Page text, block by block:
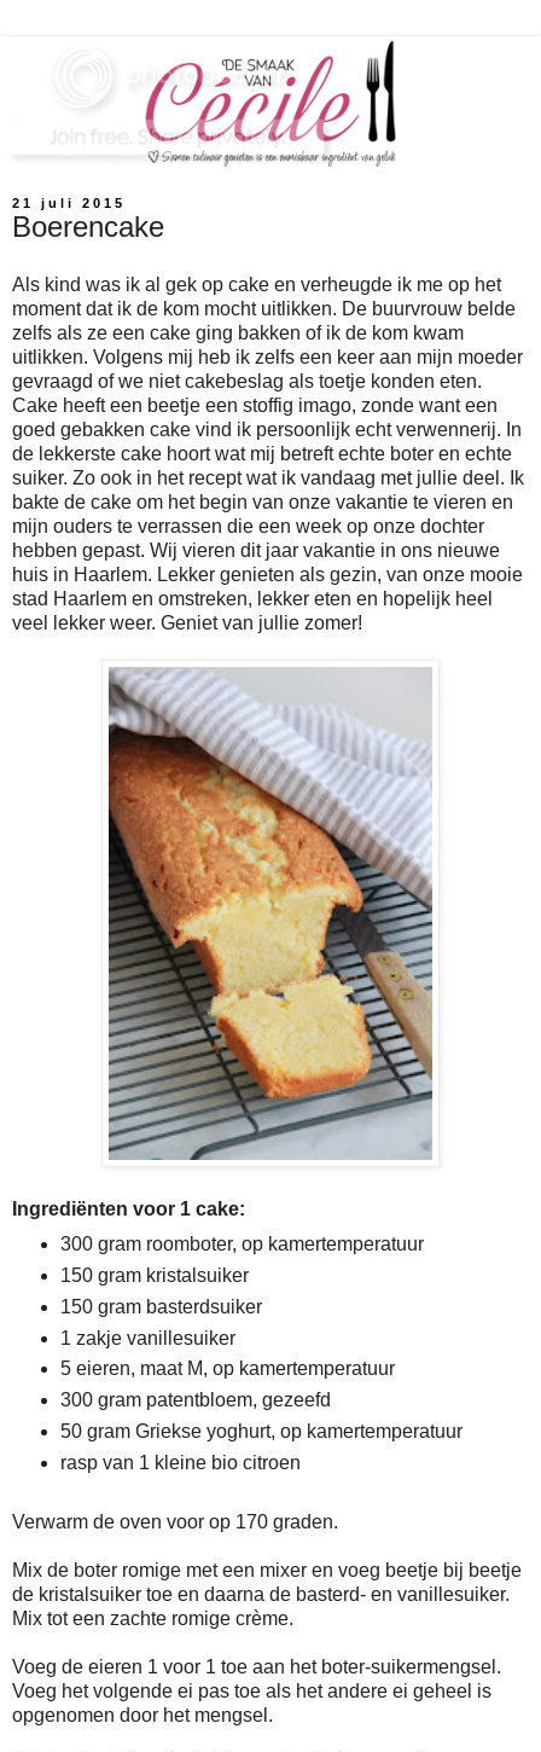
21 juli 2015
Boerencake
Als kind was ik al gek op cake en verheugde ik me op het
moment dat ik de kom mocht uitlikken. De buurvrouw belde
zelfs als ze een cake ging bakken of ik de kom kwam
uitlikken. Volgens mij heb ik zelfs een keer aan mijn moeder
gevraagd of we niet cakebeslag als toetje konden eten.
Cake heeft een beetje een stoffig imago, zonde want een
goed gebakken cake vind ik persoonlijk echt verwennerij. In
de lekkerste cake hoort wat mij betreft echte boter en echte
suiker. Zo ook in het recept wat ik vandaag met jullie deel. Ik
bakte de cake om het begin van onze vakantie te vieren en
mijn ouders te verrassen die een week op onze dochter
hebben gepast. Wij vieren dit jaar vakantie in ons nieuwe
huis in Haarlem. Lekker genieten als gezin, van onze mooie
stad Haarlem en omstreken, lekker eten en hopelijk heel
veel lekker weer. Geniet van jullie zomer!
Ingrediënten voor 1 cake:
300 gram roomboter, op kamertemperatuur
150 gram kristalsuiker
150 gram basterdsuiker
1 zakje vanillesuiker
5 eieren, maat M, op kamertemperatuur
300 gram patentbloem, gezeefd
50 gram Griekse yoghurt, op kamertemperatuur
rasp van 1 kleine bio citroen
Verwarm de oven voor op 170 graden.
Mix de boter romige met een mixer en voeg beetje bij beetje
de kristalsuiker toe en daarna de basterd- en vanillesuiker.
Mix tot een zachte romige crème.
Voeg de eieren 1 voor 1 toe aan het boter-suikermengsel.
Voeg het volgende ei pas toe als het andere ei geheel is
opgenomen door het mengsel.